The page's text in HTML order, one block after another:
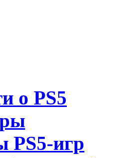
о PS5
PS5-игр